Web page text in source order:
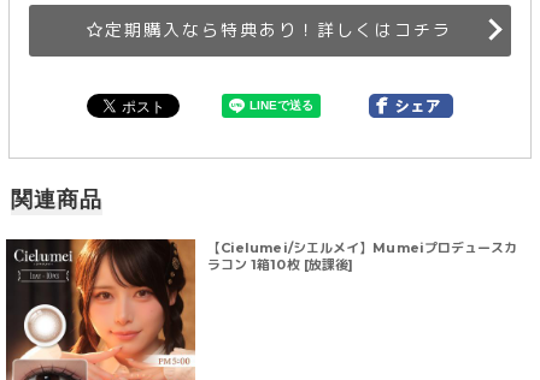
定期購入なら特典あり！詳しくはコチラ
関連商品
【Cielumei/シエルメイ】Mumeiプロデュースカ
ラコン 1箱10枚 [放課後]